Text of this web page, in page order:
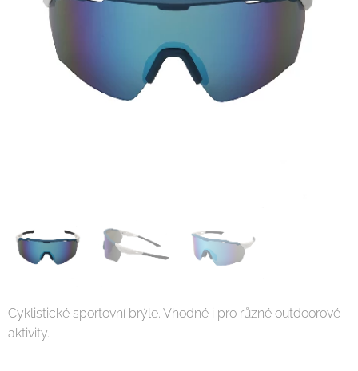
Cyklistické sportovní brýle. Vhodné i pro různé outdoorové
aktivity.